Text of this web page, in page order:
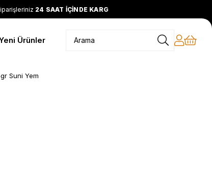
24 SAAT İÇİNDE KARGODA
Ürünler
Suni Yem